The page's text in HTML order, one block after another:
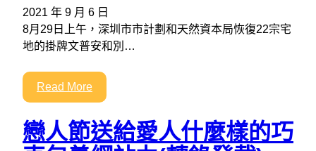
2021 年 9 月 6 日
8月29日上午，深圳市市計劃和天然資本局恢復22宗宅
地的掛牌文普安和別…
Read More
戀人節送給愛人什麼樣的巧